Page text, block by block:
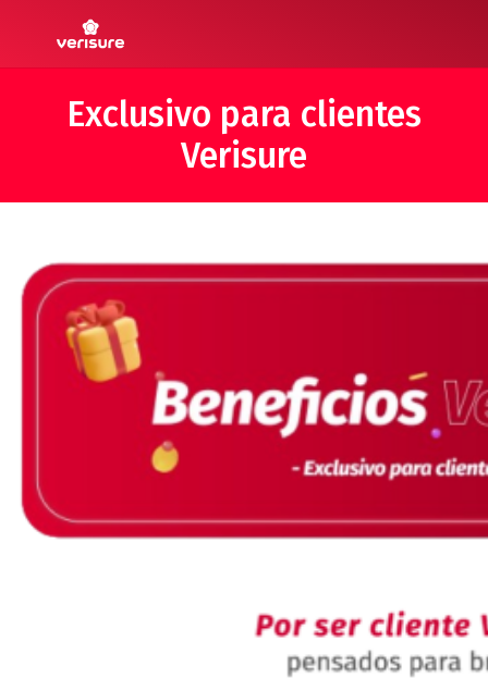
Exclusivo para clientes
Verisure